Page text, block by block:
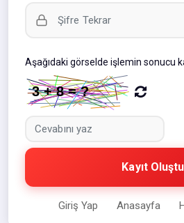
Aşağıdaki görselde işlemin sonucu
Kayıt
Giriş Yap Anasayfa